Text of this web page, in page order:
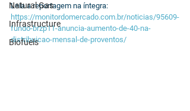
Natural Gas
Infrastructure
Biofuels
Leia a reportagem na íntegra:
https://monitordomercado.com.br/noticias/95609-
fundo-brzp11-anuncia-aumento-de-40-na-
distribuicao-mensal-de-proventos/